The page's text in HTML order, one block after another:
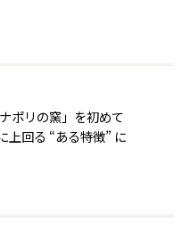
ポリの窯」を初めて
上回る “ある特徴” に